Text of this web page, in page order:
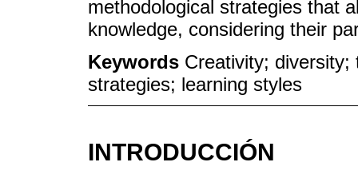
methodological strategies that
knowledge, considering their
Keywords Creativity; diversity;
strategies; learning styles
INTRODUCCIÓN